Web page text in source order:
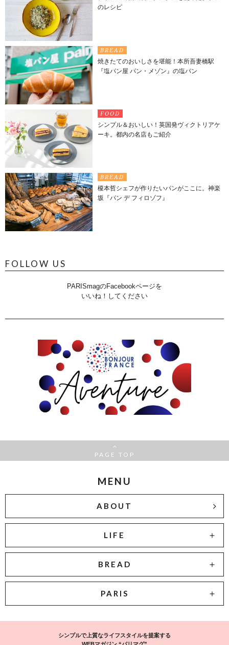
のレシピ
BREAD
焼きたてのおいしさを堪能！本所吾妻橋駅
『塩パン屋 パン・メゾン』の塩パン
FOOD
シンプル＆おいしい！英国発ヴィクトリアケ
ーキ。都内の名店もご紹介
BREAD
榎本哲シェフが作りたいパンがここに。神楽
坂『パン デ フィロゾフ』
FOLLOW US
PARISmagのFacebookページを
いいね！してください
PAGE TOP
MENU
ABOUT
LIFE
BREAD
PARIS
シンプルで上質なライフスタイルを提案する